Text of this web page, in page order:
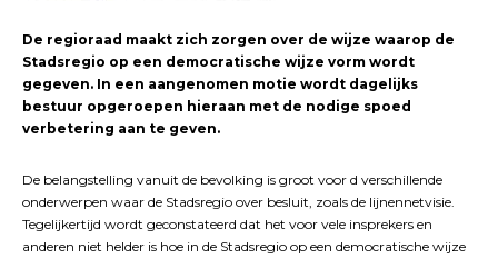
De regioraad maakt zich zorgen over de wijze waarop de
Stadsregio op een democratische wijze vorm wordt
gegeven. In een aangenomen motie wordt dagelijks
bestuur opgeroepen hieraan met de nodige spoed
verbetering aan te geven.
De belangstelling vanuit de bevolking is groot voor d verschillende
onderwerpen waar de Stadsregio over besluit, zoals de lijnennetvisie.
Tegelijkertijd wordt geconstateerd dat het voor vele insprekers en
anderen niet helder is hoe in de Stadsregio op een democratische wijze